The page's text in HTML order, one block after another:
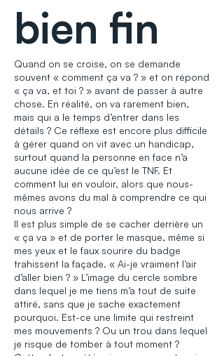
bien fin
Quand on se croise, on se demande
souvent « comment ça va ? » et on répond
« ça va, et toi ? » avant de passer à autre
chose. En réalité, on va rarement bien,
mais qui a le temps d’entrer dans les
détails ? Ce réflexe est encore plus difficile
à gérer quand on vit avec un handicap,
surtout quand la personne en face n’a
aucune idée de ce qu’est le TNF. Et
comment lui en vouloir, alors que nous-
mêmes avons du mal à comprendre ce qui
nous arrive ?
Il est plus simple de se cacher derrière un
« ça va » et de porter le masque, même si
mes yeux et le faux sourire du badge
trahissent la façade. « Ai-je vraiment l’air
d’aller bien ? » L’image du cercle sombre
dans lequel je me tiens m’a tout de suite
attiré, sans que je sache exactement
pourquoi. Est-ce une limite qui restreint
mes mouvements ? Ou un trou dans lequel
je risque de tomber à tout moment ?